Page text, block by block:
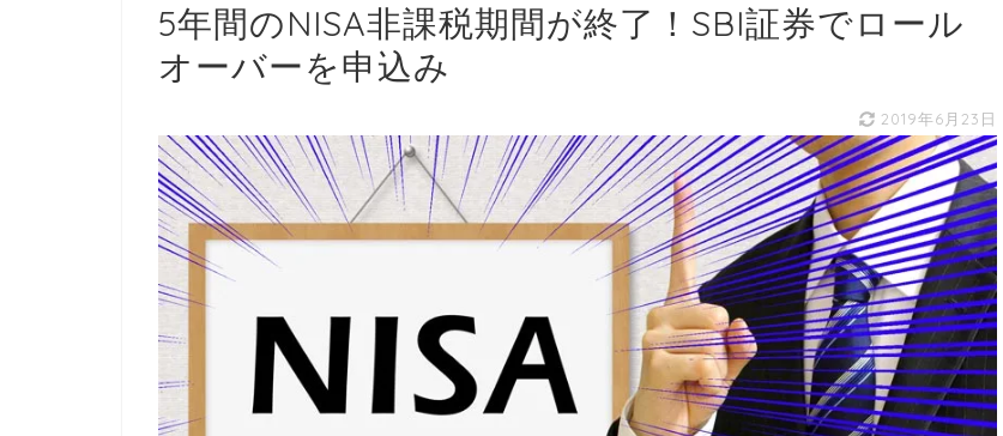
5年間のNISA非課税期間が終了！SBI証券でロール
オーバーを申込み
2019年6月23日